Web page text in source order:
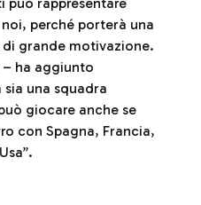
perché porterà una
grande motivazione.
ha aggiunto
una squadra
giocare anche se
con Spagna, Francia,